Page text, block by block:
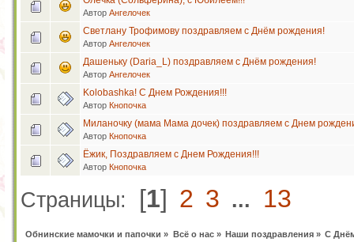
Автор Ангелочек
Светлану Трофимову поздравляем с Днём рождения!
Автор Ангелочек
Дашеньку (Daria_L) поздравляем с Днём рождения!
Автор Ангелочек
Kolobashka! С Днем Рождения!!!
Автор Кнопочка
Миланочку (мама Мама дочек) поздравляем с Днем
Автор Кнопочка
Ёжик, Поздравляем с Днем Рождения!!!
Автор Кнопочка
Страницы: [1] 2 3 ... 13
Обнинские мамочки и папочки » Всё о нас» Наши поздравления» С